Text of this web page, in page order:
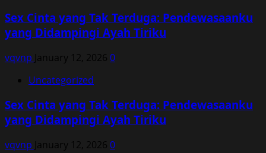
Sex Cinta yang Tak Terduga: Pendewasaanku
yang Didampingi Ayah Tiriku
vqvnp January 12, 2026 0
Uncategorized
Sex Cinta yang Tak Terduga: Pendewasaanku
yang Didampingi Ayah Tiriku
vqvnp January 12, 2026 0